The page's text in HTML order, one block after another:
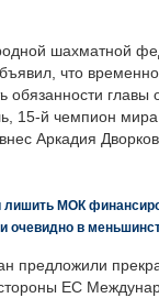
шахматной
что
обязанности главы
15-й чемпион
Аркадия
лишить МОК
очевидно в
предложили
ЕС